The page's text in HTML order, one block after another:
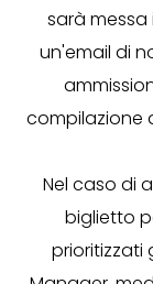
sarà
un'email di
compilazione
Nel caso di
biglietto
prioritizzati